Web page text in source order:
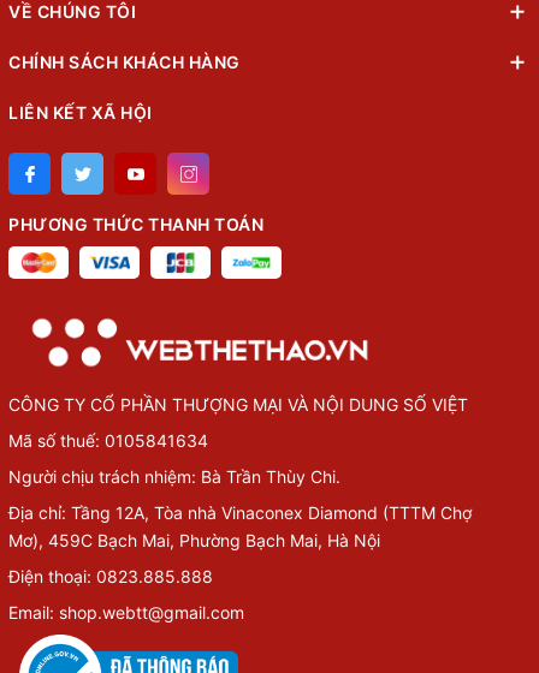
VỀ CHÚNG TÔI
CHÍNH SÁCH KHÁCH HÀNG
LIÊN KẾT XÃ HỘI
PHƯƠNG THỨC THANH TOÁN
CÔNG TY CỔ PHẦN THƯỢNG MẠI VÀ NỘI DUNG SỐ VIỆT
Mã số thuế: 0105841634
Người chịu trách nhiệm: Bà Trần Thùy Chi.
Địa chỉ: Tầng 12A, Tòa nhà Vinaconex Diamond (TTTM Chợ
Mơ), 459C Bạch Mai, Phường Bạch Mai, Hà Nội
Điện thoại: 0823.885.888
Email: shop.webtt@gmail.com